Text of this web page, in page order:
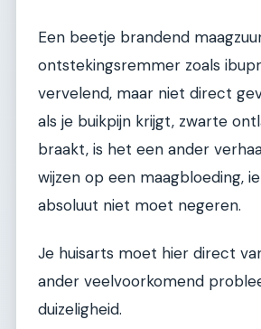
Een beetje brandend
ontstekingsremmer zoals
vervelend, maar niet direct
als je buikpijn krijgt, zwarte
braakt, is het een ander
wijzen op een maagbloeding,
absoluut niet moet negeren.
Je huisarts moet hier direct
ander veelvoorkomend
duizeligheid.